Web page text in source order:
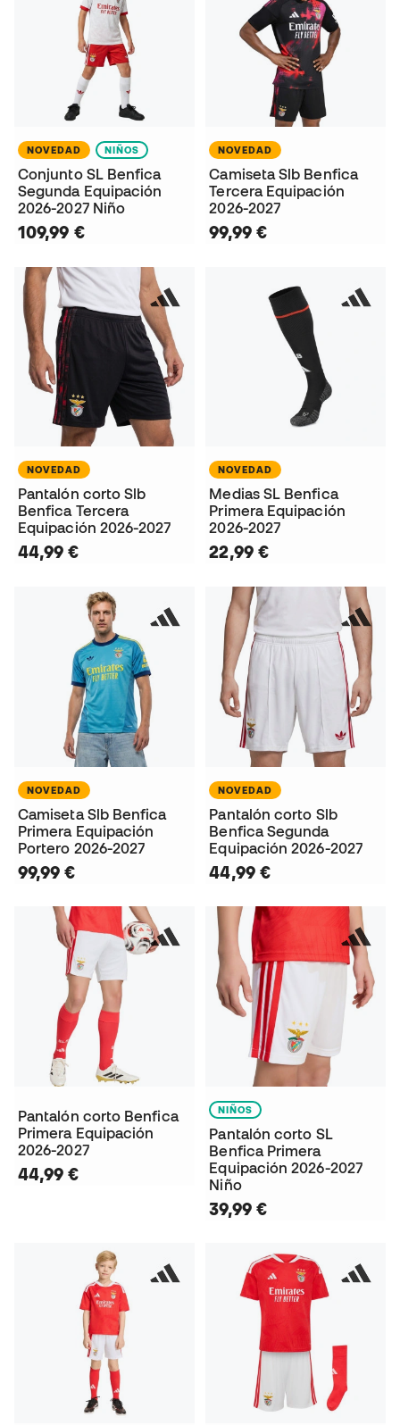
NOVEDAD NIÑOS
Conjunto SL Benfica
Segunda Equipación
2026-2027 Niño
109,99 €
NOVEDAD
Camiseta Slb Benfica
Tercera Equipación
2026-2027
99,99 €
NOVEDAD
Pantalón corto Slb
Benfica Tercera
Equipación 2026-2027
44,99 €
NOVEDAD
Medias SL Benfica
Primera Equipación
2026-2027
22,99 €
NOVEDAD
Camiseta Slb Benfica
Primera Equipación
Portero 2026-2027
99,99 €
NOVEDAD
Pantalón corto Slb
Benfica Segunda
Equipación 2026-2027
44,99 €
Pantalón corto Benfica
Primera Equipación
2026-2027
44,99 €
NIÑOS
Pantalón corto SL
Benfica Primera
Equipación 2026-2027
Niño
39,99 €